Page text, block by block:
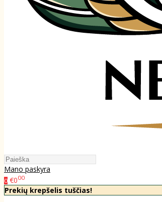
Mano paskyra
0 €000
Prekių krepšelis tuščias!